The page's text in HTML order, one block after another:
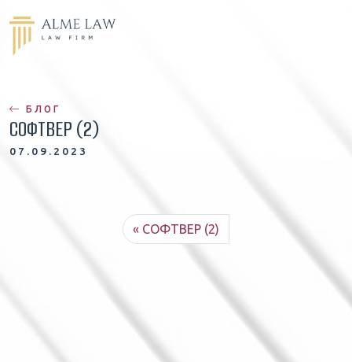
БЛОГ
СОФТВЕР (2)
07.09.2023
СОФТВЕР (2)